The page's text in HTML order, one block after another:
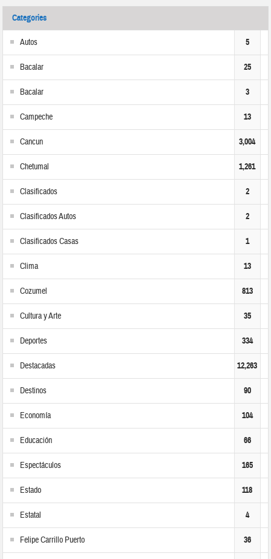
Categories
Autos 5
Bacalar 25
Bacalar 3
Campeche 13
Cancun 3,004
Chetumal 1,261
Clasificados 2
Clasificados Autos 2
Clasificados Casas 1
Clima 13
Cozumel 813
Cultura y Arte 35
Deportes 334
Destacadas 12,263
Destinos 90
Economía 104
Educación 66
Espectáculos 165
Estado 118
Estatal 4
Felipe Carrillo Puerto 36